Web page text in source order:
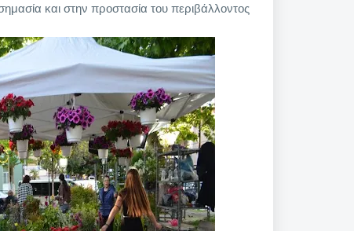
και στην προστασία του περιβάλλοντος.